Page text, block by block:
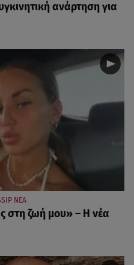
ανάρτηση για
ΝΕΑ
στη ζωή μου» – Η νέα